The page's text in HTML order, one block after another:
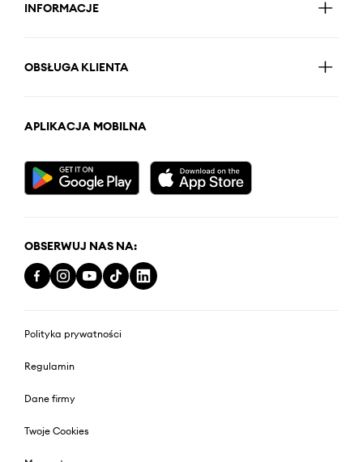
INFORMACJE
OBSŁUGA KLIENTA
APLIKACJA MOBILNA
OBSERWUJ NAS NA:
Polityka prywatności
Regulamin
Dane firmy
Twoje Cookies